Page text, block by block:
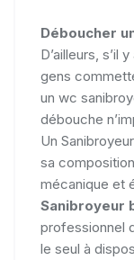
Déboucher
D’ailleurs, s’il
gens
un wc
débouche
Un
sa
mécanique et
Sanibroyeur
professionnel
le seul à